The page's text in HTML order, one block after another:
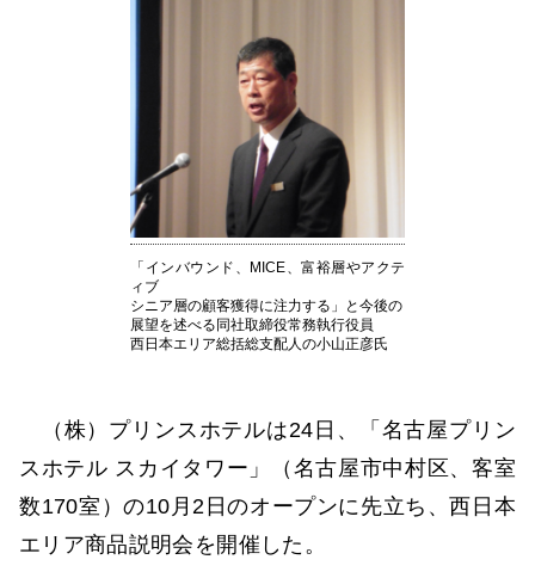
「インバウンド、MICE、富裕層やアクテ
ィブ
シニア層の顧客獲得に注力する」と今後の
展望を述べる同社取締役常務執行役員
西日本エリア総括総支配人の小山正彦氏
（株）プリンスホテルは24日、「名古屋プリン
スホテル スカイタワー」（名古屋市中村区、客室
数170室）の10月2日のオープンに先立ち、西日本
エリア商品説明会を開催した。